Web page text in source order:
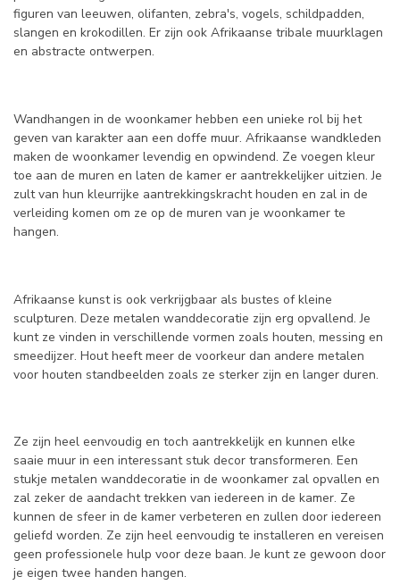
figuren van leeuwen, olifanten, zebra's, vogels, schildpadden,
slangen en krokodillen. Er zijn ook Afrikaanse tribale muurklagen
en abstracte ontwerpen.
Wandhangen in de woonkamer hebben een unieke rol bij het
geven van karakter aan een doffe muur. Afrikaanse wandkleden
maken de woonkamer levendig en opwindend. Ze voegen kleur
toe aan de muren en laten de kamer er aantrekkelijker uitzien. Je
zult van hun kleurrijke aantrekkingskracht houden en zal in de
verleiding komen om ze op de muren van je woonkamer te
hangen.
Afrikaanse kunst is ook verkrijgbaar als bustes of kleine
sculpturen. Deze metalen wanddecoratie zijn erg opvallend. Je
kunt ze vinden in verschillende vormen zoals houten, messing en
smeedijzer. Hout heeft meer de voorkeur dan andere metalen
voor houten standbeelden zoals ze sterker zijn en langer duren.
Ze zijn heel eenvoudig en toch aantrekkelijk en kunnen elke
saaie muur in een interessant stuk decor transformeren. Een
stukje metalen wanddecoratie in de woonkamer zal opvallen en
zal zeker de aandacht trekken van iedereen in de kamer. Ze
kunnen de sfeer in de kamer verbeteren en zullen door iedereen
geliefd worden. Ze zijn heel eenvoudig te installeren en vereisen
geen professionele hulp voor deze baan. Je kunt ze gewoon door
je eigen twee handen hangen.